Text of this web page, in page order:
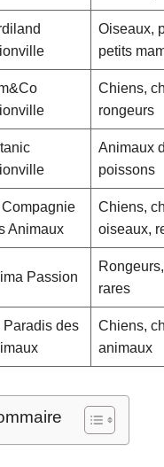
Oiseaux,
petits
Chiens,
rongeurs
Animaux
poissons
Compagnie
Animaux
Chiens,
oiseaux,
Passion
rares
Paradis des
Chiens,
animaux